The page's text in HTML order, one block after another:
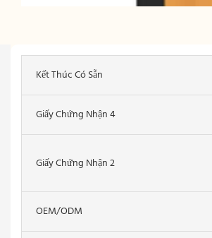
Kết Thúc Có Sẵn
Giấy Chứng Nhận 4
Giấy Chứng Nhận 2
OEM/ODM